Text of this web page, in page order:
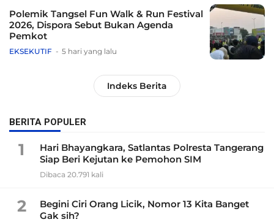
Polemik Tangsel Fun Walk & Run Festival
2026, Dispora Sebut Bukan Agenda
Pemkot
EKSEKUTIF 5 hari yang lalu
Indeks Berita
BERITA POPULER
1
Hari Bhayangkara, Satlantas Polresta Tangerang
Siap Beri Kejutan ke Pemohon SIM
Dibaca 20.791 kali
2
Begini Ciri Orang Licik, Nomor 13 Kita Banget
Gak sih?